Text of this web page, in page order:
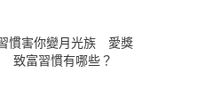
慣害你變月光族 愛獎
致富習慣有哪些？